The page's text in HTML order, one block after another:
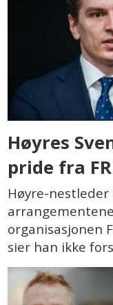
Høyres
pride fra
Høyre-nestleder
organisasjonen
sier han ikke